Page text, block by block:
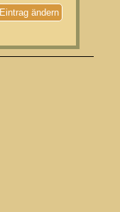
Eintrag ändern